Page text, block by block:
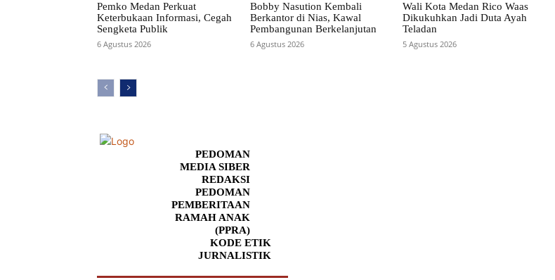
Pemko Medan Perkuat
Keterbukaan Informasi, Cegah
Sengketa Publik
6 Agustus 2026
Bobby Nasution Kembali
Berkantor di Nias, Kawal
Pembangunan Berkelanjutan
6 Agustus 2026
Wali Kota Medan Rico Waas
Dikukuhkan Jadi Duta Ayah
Teladan
5 Agustus 2026
PEDOMAN
MEDIA SIBER
REDAKSI
PEDOMAN
PEMBERITAAN
RAMAH ANAK
(PPRA)
KODE ETIK
JURNALISTIK